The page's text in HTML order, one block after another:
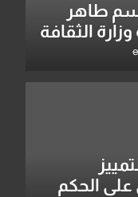
طاهر
الثقافة
على الحكم